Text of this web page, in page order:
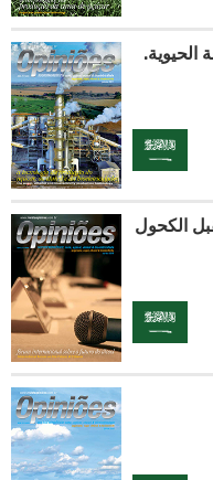
الحيوية.
الكحول